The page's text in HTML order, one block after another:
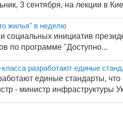
3 сентября, на лекции в
жилья" в неделю
инициатив
по программе "Доступно...
разработают единые
единые стандарты,
- министр инфраструктуры